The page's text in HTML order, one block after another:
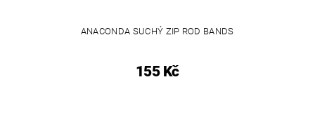
ANACONDA SUCHÝ ZIP ROD BANDS
155 Kč